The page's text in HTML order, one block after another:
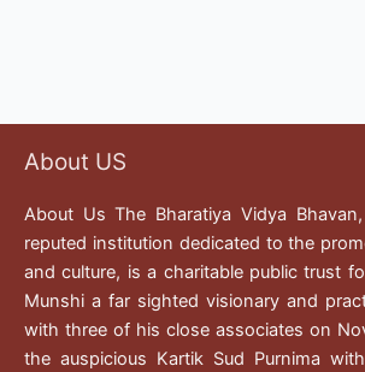
About US
About Us The Bharatiya Vidya
reputed institution dedicated to the
and culture, is a charitable public trust
Munshi a far sighted visionary and
with three of his close associates on
the auspicious Kartik Sud Purnima